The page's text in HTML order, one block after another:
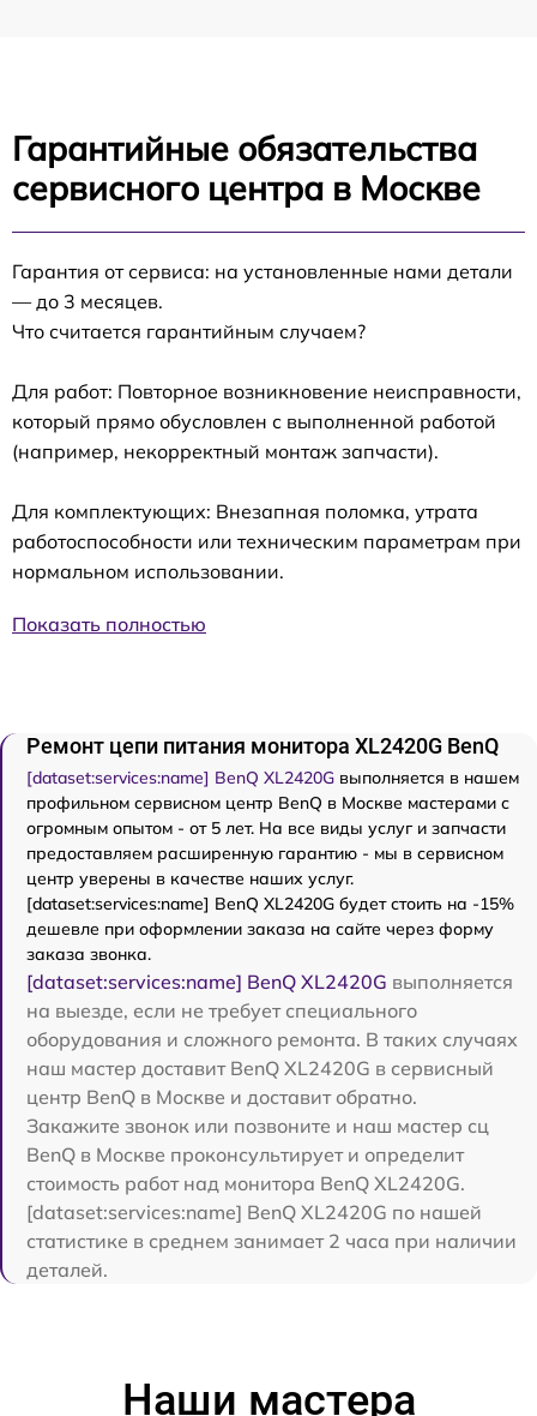
Гарантийные обязательства
сервисного центра в Москве
Гарантия от сервиса: на установленные нами детали
— до 3 месяцев.
Что считается гарантийным случаем?
Для работ: Повторное возникновение неисправности,
который прямо обусловлен с выполненной работой
(например, некорректный монтаж запчасти).
Для комплектующих: Внезапная поломка, утрата
работоспособности или техническим параметрам при
нормальном использовании.
Показать полностью
Ремонт цепи питания монитора XL2420G BenQ
[dataset:services:name] BenQ XL2420G выполняется в нашем
профильном сервисном центр BenQ в Москве мастерами с
огромным опытом - от 5 лет. На все виды услуг и запчасти
предоставляем расширенную гарантию - мы в сервисном
центр уверены в качестве наших услуг.
[dataset:services:name] BenQ XL2420G будет стоить на -15%
дешевле при оформлении заказа на сайте через форму
заказа звонка.
[dataset:services:name] BenQ XL2420G выполняется
на выезде, если не требует специального
оборудования и сложного ремонта. В таких случаях
наш мастер доставит BenQ XL2420G в сервисный
центр BenQ в Москве и доставит обратно.
Закажите звонок или позвоните и наш мастер сц
BenQ в Москве проконсультирует и определит
стоимость работ над монитора BenQ XL2420G.
[dataset:services:name] BenQ XL2420G по нашей
статистике в среднем занимает 2 часа при наличии
деталей.
Наши мастера